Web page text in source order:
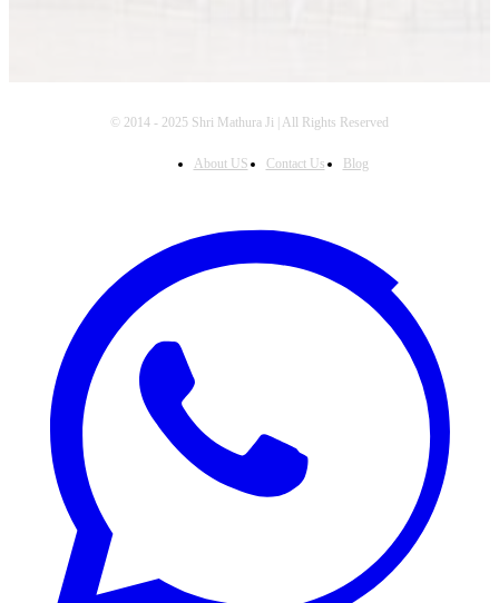
© 2014 - 2025 Shri Mathura Ji | All Rights Reserved
About US Contact Us Blog